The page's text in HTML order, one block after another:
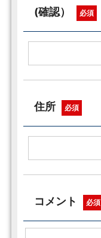
(確認）
必須
住所 必須
コメント 必須